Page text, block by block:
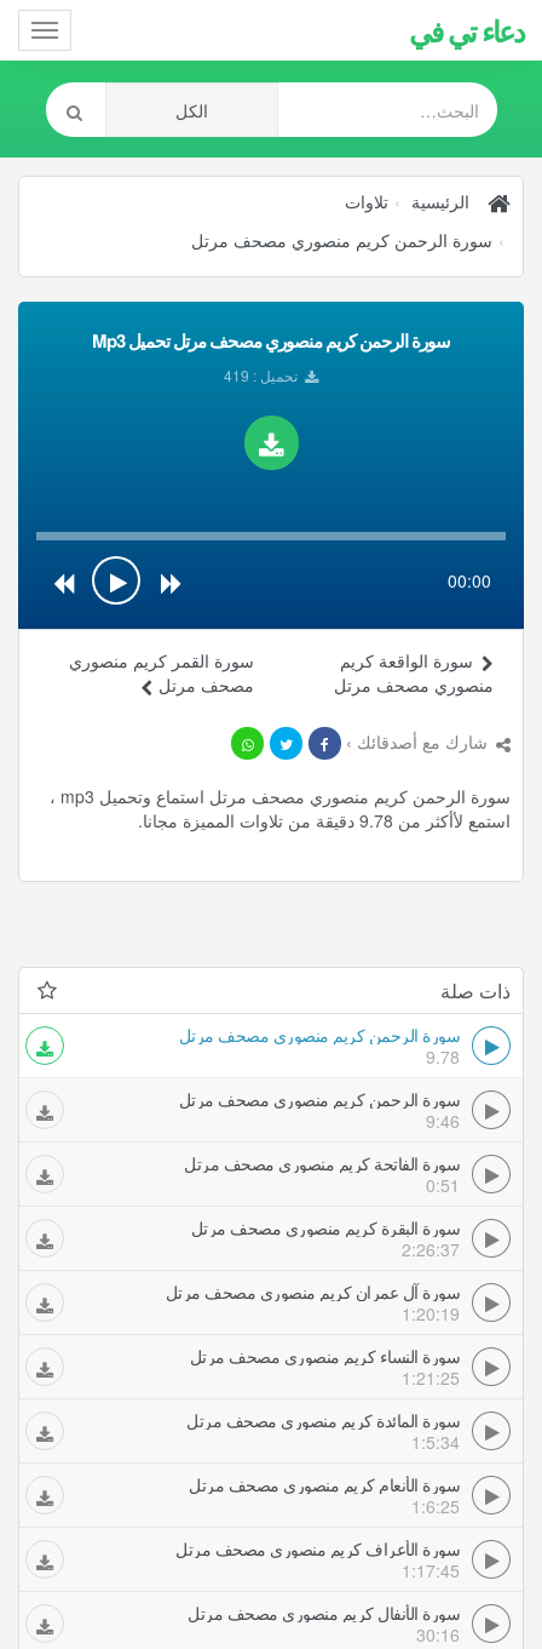
دعاء تي في
الرئيسية
تلاوات
سورة الرحمن كريم منصوري مصحف مرتل
سورة الرحمن كريم منصوري مصحف مرتل تحميل Mp3
تحميل : 419
00:00
سورة القمر كريم منصوري
مصحف مرتل
سورة الواقعة كريم
منصوري مصحف مرتل
شارك مع أصدقائك ›
سورة الرحمن كريم منصوري مصحف مرتل استماع وتحميل mp3 ،
استمع لأأكثر من 9.78 دقيقة من تلاوات المميزة مجانا.
ذات صلة
سورة الرحمن كريم منصوري مصحف مرتل
9.78
سورة الرحمن كريم منصوري مصحف مرتل
9:46
سورة الفاتحة كريم منصوري مصحف مرتل
0:51
سورة البقرة كريم منصوري مصحف مرتل
2:26:37
سورة آل عمران كريم منصوري مصحف مرتل
1:20:19
سورة النساء كريم منصوري مصحف مرتل
1:21:25
سورة المائدة كريم منصوري مصحف مرتل
1:5:34
سورة الأنعام كريم منصوري مصحف مرتل
1:6:25
سورة الأعراف كريم منصوري مصحف مرتل
1:17:45
سورة الأنفال كريم منصوري مصحف مرتل
30:16